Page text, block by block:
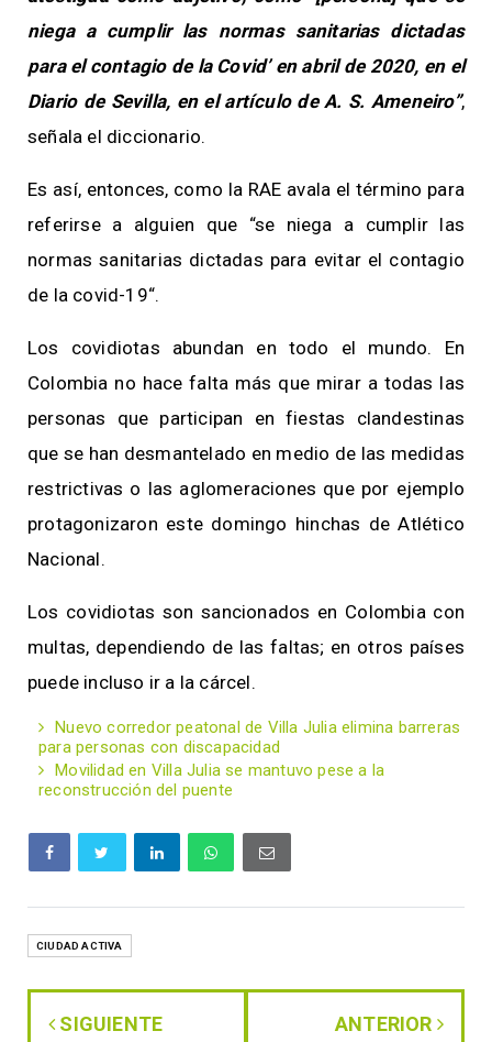
niega a cumplir las normas sanitarias dictadas
para el contagio de la Covid’ en abril de 2020, en el
Diario de Sevilla, en el artículo de A. S. Ameneiro”,
señala el diccionario.
Es así, entonces, como la RAE avala el término para
referirse a alguien que “se niega a cumplir las
normas sanitarias dictadas para evitar el contagio
de la covid-19“.
Los covidiotas abundan en todo el mundo. En
Colombia no hace falta más que mirar a todas las
personas que participan en fiestas clandestinas
que se han desmantelado en medio de las medidas
restrictivas o las aglomeraciones que por ejemplo
protagonizaron este domingo hinchas de Atlético
Nacional.
Los covidiotas son sancionados en Colombia con
multas, dependiendo de las faltas; en otros países
puede incluso ir a la cárcel.
Nuevo corredor peatonal de Villa Julia elimina barreras
para personas con discapacidad
Movilidad en Villa Julia se mantuvo pese a la
reconstrucción del puente
CIUDAD ACTIVA
SIGUIENTE ANTERIOR